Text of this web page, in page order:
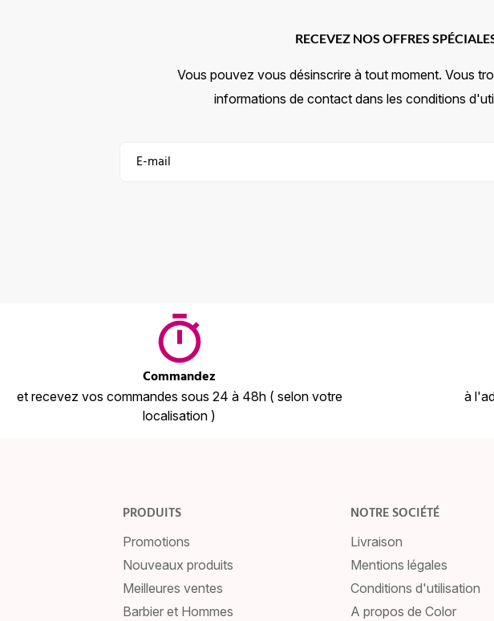
RECEVEZ NOS OFFRES
Vous pouvez vous désinscrire à tout moment. Vous
informations de contact dans les conditions
Commandez
et recevez vos commandes sous 24 à 48h ( selon votre
localisation )
à
PRODUITS
Promotions
Nouveaux produits
Meilleures ventes
Barbier et Hommes
NOTRE SOCIÉTÉ
Livraison
Mentions légales
Conditions d'utilisation
A propos de Color